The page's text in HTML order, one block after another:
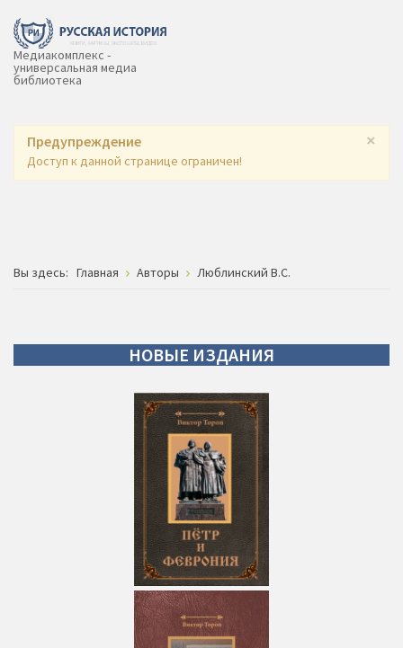
Медиакомплекс -
универсальная медиа
библиотека
×
Предупреждение
Доступ к данной странице ограничен!
Вы здесь: Главная Авторы Люблинский В.С.
НОВЫЕ ИЗДАНИЯ